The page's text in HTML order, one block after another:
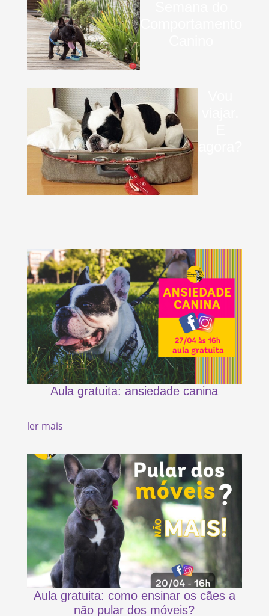
Aula gratuita: ansiedade canina
ler mais
Aula gratuita: como ensinar os cães a
não pular dos móveis?